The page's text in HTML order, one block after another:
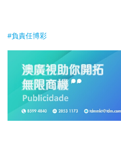
#負責任博彩